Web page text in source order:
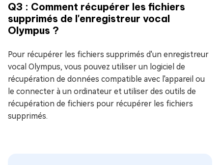
Q3 : Comment récupérer les fichiers
supprimés de l'enregistreur vocal
Olympus ?
Pour récupérer les fichiers supprimés d'un enregistreur
vocal Olympus, vous pouvez utiliser un logiciel de
récupération de données compatible avec l'appareil ou
le connecter à un ordinateur et utiliser des outils de
récupération de fichiers pour récupérer les fichiers
supprimés.